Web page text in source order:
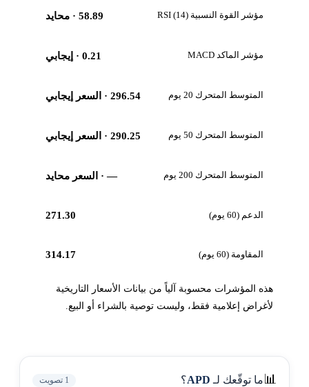
مؤشر القوة النسبية RSI (14) 58.89· محايد
مؤشر الماكد MACD 0.21· إيجابي
المتوسط المتحرك 20 يوم 296.54· السعر إيجابي
المتوسط المتحرك 50 يوم 290.25· السعر إيجابي
المتوسط المتحرك 200 يوم —· السعر محايد
الدعم (60 يوم) 271.30
المقاومة (60 يوم) 314.17
هذه المؤشرات محسوبة آلياً من بيانات الأسعار التاريخية
لأغراض إعلامية فقط، وليست توصية بالشراء أو البيع.
📊 ما توقّعك لـAPD؟ 1تصويت